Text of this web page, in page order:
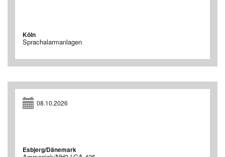
Köln
Sprachalarmanlagen
08.10.2026
Esbjerg/Dänemark